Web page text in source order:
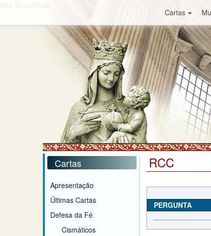
Cartas
Cartas
Apresentação
Últimas Cartas
Defesa da Fé
Cismáticos
RCC
PERGUNTA